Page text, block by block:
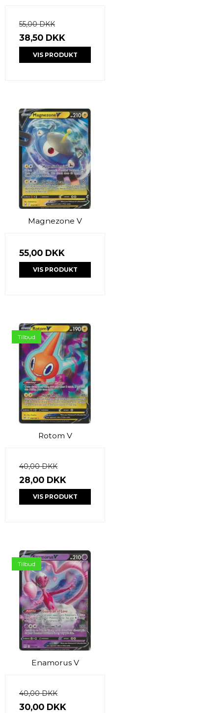
55,00 DKK
38,50 DKK
VIS PRODUKT
Magnezone V
55,00 DKK
VIS PRODUKT
Tilbud
Rotom V
40,00 DKK
28,00 DKK
VIS PRODUKT
Tilbud
Enamorus V
40,00 DKK
30,00 DKK